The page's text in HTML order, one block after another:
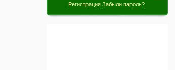
Регистрация Забыли пароль?